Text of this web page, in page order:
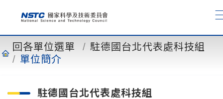
容 回各單位選單
駐德國台北代表處科技組
單位簡介
駐德國台北代表處科技組